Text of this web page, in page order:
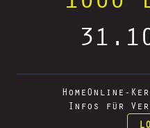
Home Online-
Infos für